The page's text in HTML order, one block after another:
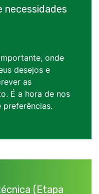
necessidades
onde
desejos e
as
É a hora de nos
(Etapa